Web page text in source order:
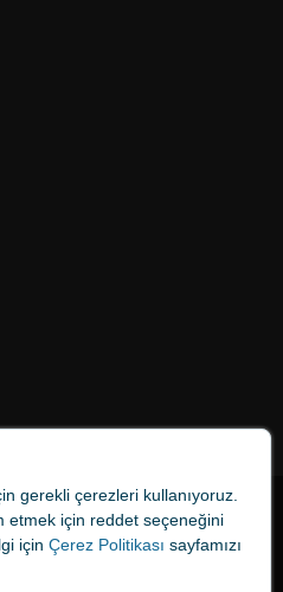
gerekli çerezleri kullanıyoruz.
etmek için reddet seçeneğini
için Çerez Politikası sayfamızı